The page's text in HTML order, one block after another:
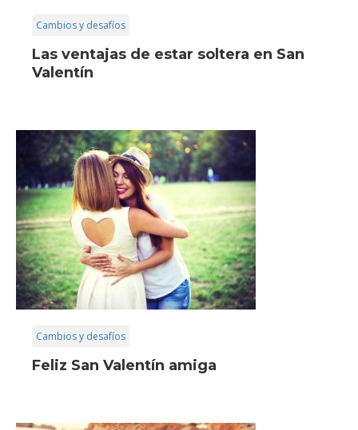
Cambios y desafíos
Las ventajas de estar soltera en San
Valentín
Cambios y desafíos
Feliz San Valentín amiga